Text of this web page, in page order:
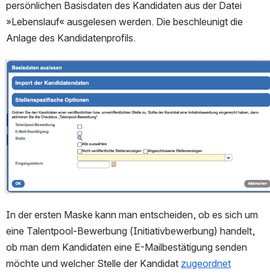
persönlichen Basisdaten des Kandidaten aus der Datei
»Lebenslauf« ausgelesen werden. Die beschleunigt die
Anlage des Kandidatenprofils.
Open
In der ersten Maske kann man entscheiden, ob es sich um
eine Talentpool-Bewerbung (Initiativbewerbung) handelt,
ob man dem Kandidaten eine E-Mailbestätigung senden
möchte und welcher Stelle der Kandidat zugeordnet